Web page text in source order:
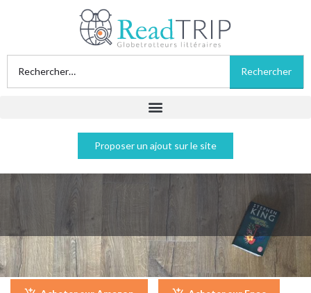
Proposer un ajout sur le site
Histoire de Lisey - Stephen King